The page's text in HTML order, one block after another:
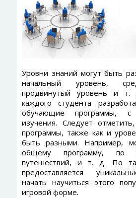
Уровни знаний могут быть
начальный уровень,
продвинутый уровень и
каждого студента
обучающие программы,
изучения. Следует
программы, также как и
быть разными. Например,
общему программу, по
путешествий, и т. д. По
предоставляется
начать научиться этого
игровой форме.